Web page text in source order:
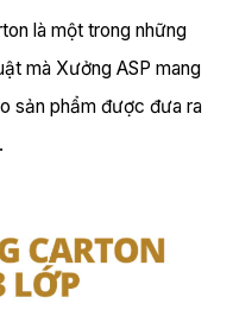
là một trong những
mà Xưởng ASP mang
sản phẩm được đưa ra